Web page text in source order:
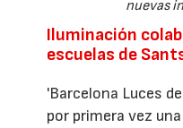
nuevas
Iluminación
escuelas de
'Barcelona Luces
por primera vez